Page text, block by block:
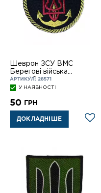
Шеврон ЗСУ ВМС
Берегові війська
(коло)8см. на лип
АРТИКУЛ: 28571
У НАЯВНОСТІ
50 ГРН
ДОКЛАДНІШЕ